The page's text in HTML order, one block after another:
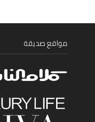
مواقع صديقة